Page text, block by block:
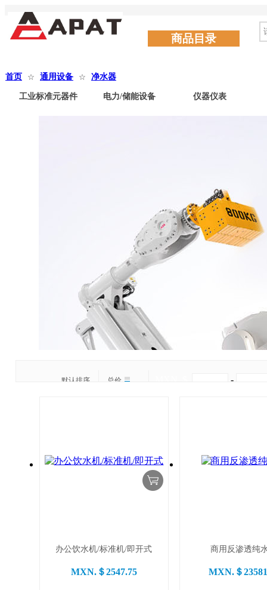
商品目录
首页 ☆ 通用设备 ☆ 净水器
工业标准元器件 电力/储能设备 仪器仪表
默认排序 总价 -
办公饮水机/标准机/即开式
MXN.＄2547.75
商用反渗透纯
MXN.＄